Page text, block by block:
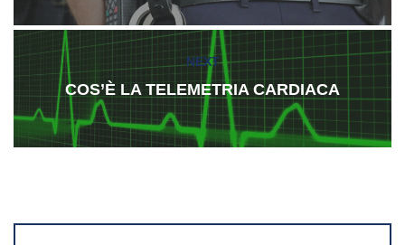
Next
post:
NEXT
COS’È LA TELEMETRIA CARDIACA